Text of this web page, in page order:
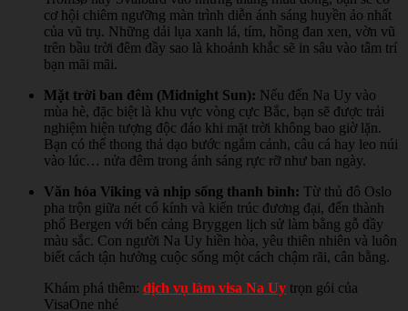
cơ hội chiêm ngưỡng màn trình diễn ánh sáng huyền ảo nhất
của vũ trụ. Những dải lụa xanh lá, tím, hồng đan xen, vờn vũ
trên bầu trời đêm đầy sao là khoảnh khắc sẽ in sâu vào tâm trí
bạn mãi mãi.
Mặt trời ban đêm (Midnight Sun): Nếu đến Na Uy vào
mùa hè, đặc biệt là khu vực vòng cực Bắc, bạn sẽ được trải
nghiệm hiện tượng độc đáo khi mặt trời không bao giờ lặn.
Bạn có thể thong thả dạo bước ngắm cảnh, câu cá hay leo núi
vào lúc… nửa đêm trong ánh sáng rực rỡ như ban ngày.
Văn hóa Viking và nhịp sống thanh bình: Từ thủ đô Oslo
pha trộn giữa nét cổ kính và kiến trúc đương đại, đến thành
phố Bergen với bến cảng Bryggen lịch sử làm bằng gỗ đầy
màu sắc. Con người Na Uy hiền hòa, yêu thiên nhiên và luôn
biết cách tận hưởng cuộc sống một cách chậm rãi, cân bằng.
Khám phá thêm: dịch vụ làm visa Na Uy trọn gói của
VisaOne nhé